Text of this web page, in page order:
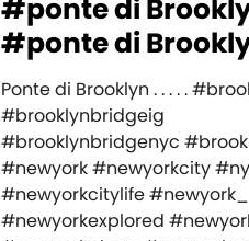
#ponte di
#ponte di
Ponte di Brooklyn . . . . .
#brooklynbridgeig
#brooklynbridgenyc
#newyork #newyorkcity
#newyorkcitylife
#newyorkexplored